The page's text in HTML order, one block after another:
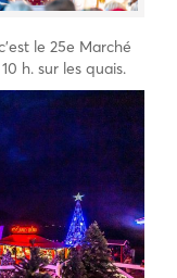
le 25e Marché
h. sur les quais.